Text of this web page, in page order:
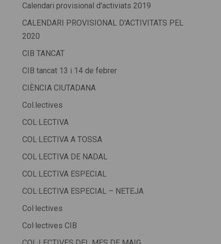
Calendari provisional d'activiats 2019
CALENDARI PROVISIONAL D'ACTIVITATS PEL
2020
CIB TANCAT
CIB tancat 13 i 14 de febrer
CIÈNCIA CIUTADANA
Col.lectives
COL·LECTIVA
COL·LECTIVA A TOSSA
COL·LECTIVA DE NADAL
COL·LECTIVA ESPECIAL
COL·LECTIVA ESPECIAL – NETEJA
Col·lectives
Col·lectives CIB